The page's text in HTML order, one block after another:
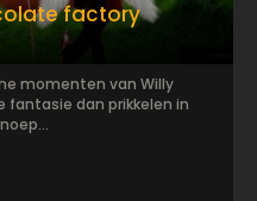
factory
momenten van Willy
fantasie dan prikkelen in